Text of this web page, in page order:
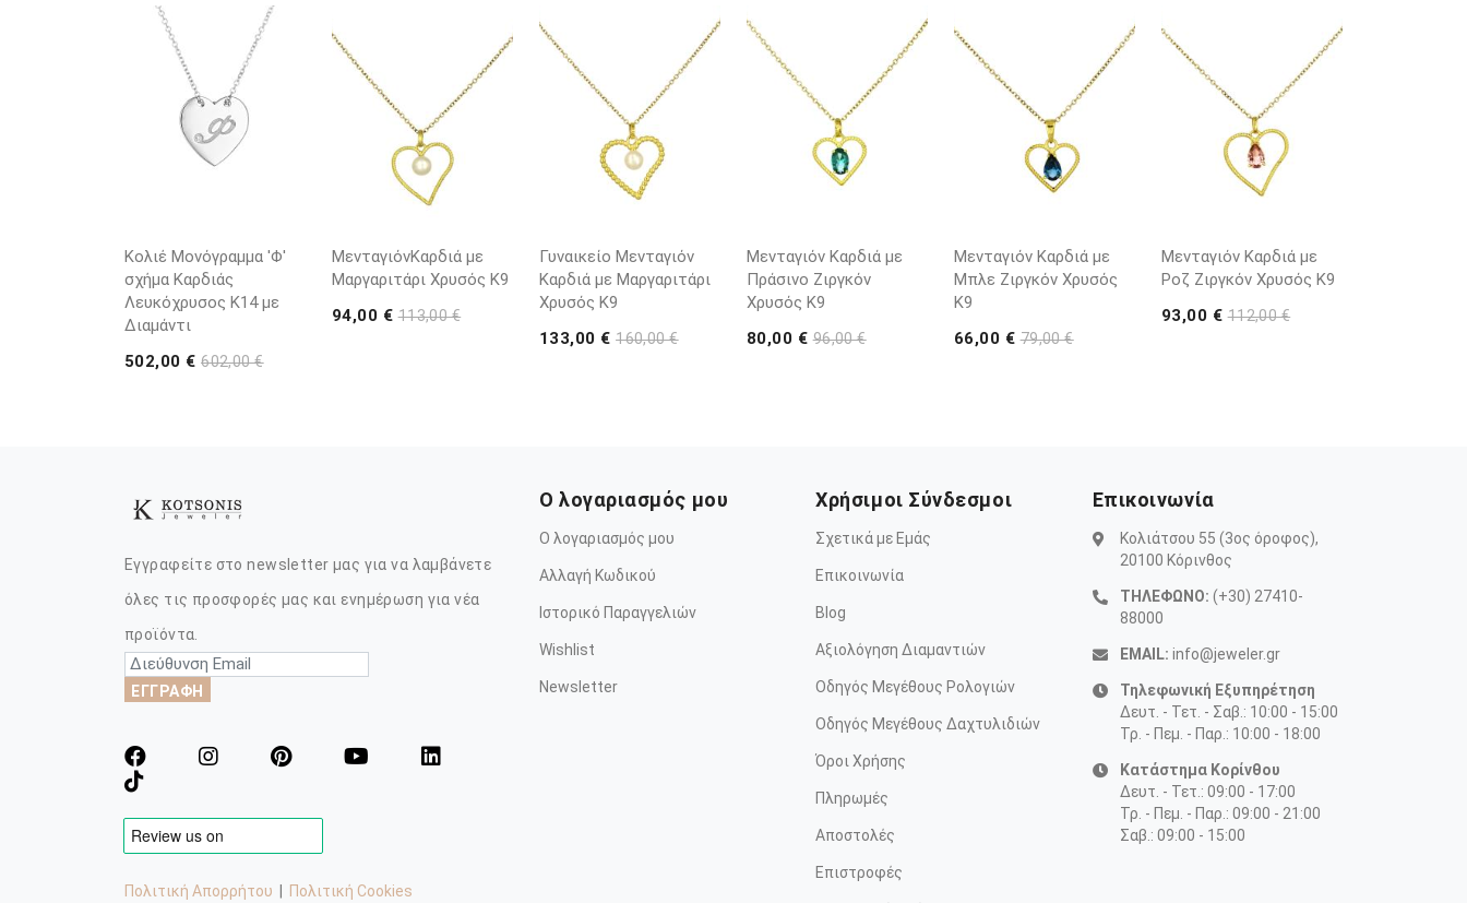
Κολιέ Μονόγραμμα 'Φ'
σχήμα Καρδιάς
Λευκόχρυσος K14 με
Διαμάντι
502,00 €602,00 €
ΜενταγιόνΚαρδιά με
Μαργαριτάρι Χρυσός K9
94,00 €113,00 €
Γυναικείο Μενταγιόν
Καρδιά με Μαργαριτάρι
Χρυσός K9
133,00 €160,00 €
Μενταγιόν Καρδιά με
Πράσινο Ζιργκόν
Χρυσός K9
80,00 €96,00 €
Μενταγιόν Καρδιά με
Μπλε Ζιργκόν Χρυσός
K9
66,00 €79,00 €
Μενταγιόν Καρδιά με
Ροζ Ζιργκόν Χρυσός K9
93,00 €112,00 €
Εγγραφείτε στο newsletter μας για να λαμβάνετε
όλες τις προσφορές μας και ενημέρωση για νέα
προϊόντα.
ΕΓΓΡΑΦΗ
Πολιτική Απορρήτου Πολιτική Cookies
Ο λογαριασμός μου
Ο λογαριασμός μου
Αλλαγή Κωδικού
Ιστορικό Παραγγελιών
Wishlist
Newsletter
Χρήσιμοι Σύνδεσμοι
Σχετικά με Εμάς
Επικοινωνία
Blog
Αξιολόγηση Διαμαντιών
Οδηγός Μεγέθους Ρολογιών
Οδηγός Μεγέθους Δαχτυλιδιών
Όροι Χρήσης
Πληρωμές
Αποστολές
Επιστροφές
Επικοινωνία
Κολιάτσου 55 (3ος όροφος),
20100 Κόρινθος
ΤΗΛΕΦΩΝΟ: (+30) 27410-
88000
EMAIL: info@jeweler.gr
Τηλεφωνική Εξυπηρέτηση
Δευτ. - Τετ. - Σαβ.: 10:00 - 15:00
Τρ. - Πεμ. - Παρ.: 10:00 - 18:00
Κατάστημα Κορίνθου
Δευτ. - Τετ.: 09:00 - 17:00
Τρ. - Πεμ. - Παρ.: 09:00 - 21:00
Σαβ.: 09:00 - 15:00